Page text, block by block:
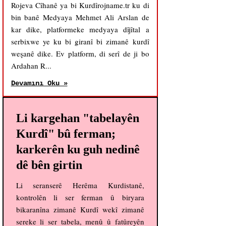
Rojeva Cîhanê ya bi Kurdîrojname.tr ku di
bin banê Medyaya Mehmet Ali Arslan de
kar dike, platformeke medyaya dîjîtal a
serbixwe ye ku bi giranî bi zimanê kurdî
weşanê dike. Ev platform, di serî de ji bo
Ardahan R...
Devamını Oku »
Li kargehan "tabelayên
Kurdî" bû ferman;
karkerên ku guh nedinê
dê bên girtin
Li seranserê Herêma Kurdistanê,
kontrolên li ser ferman û biryara
bikaranîna zimanê Kurdî wekî zimanê
sereke li ser tabela, menû û fatûreyên